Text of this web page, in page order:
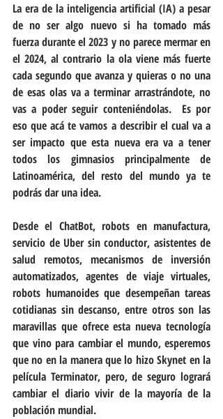
La era de la inteligencia artificial (IA) a pesar
de no ser algo nuevo si ha tomado más
fuerza durante el 2023 y no parece mermar en
el 2024, al contrario la ola viene más fuerte
cada segundo que avanza y quieras o no una
de esas olas va a terminar arrastrándote, no
vas a poder seguir conteniéndolas.  Es por
eso que acá te vamos a describir el cual va a
ser impacto que esta nueva era va a tener
todos los gimnasios principalmente de
Latinoamérica, del resto del mundo ya te
podrás dar una idea.
Desde el ChatBot, robots en manufactura,
servicio de Uber sin conductor, asistentes de
salud remotos, mecanismos de inversión
automatizados, agentes de viaje virtuales,
robots humanoides que desempeñan tareas
cotidianas sin descanso, entre otros son las
maravillas que ofrece esta nueva tecnología
que vino para cambiar el mundo, esperemos
que no en la manera que lo hizo Skynet en la
película Terminator, pero, de seguro logrará
cambiar el diario vivir de la mayoría de la
población mundial.